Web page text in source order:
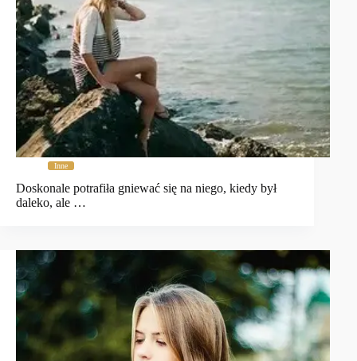
Inne
Doskonale potrafiła gniewać się na niego, kiedy był
daleko, ale …